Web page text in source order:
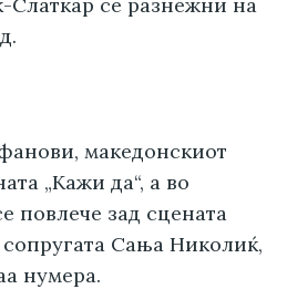
македонскиот
„Кажи да“, а во
повлече зад сцената
сопругата Сања Николиќ,
нумера.